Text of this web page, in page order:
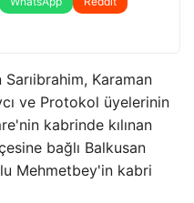
Karaman
ve Protokol üyelerinin
kabrinde kılınan
bağlı Balkusan
Mehmetbey'in kabri